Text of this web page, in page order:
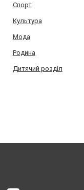
Спорт
Культура
Мода
Родина
Дитячий розділ